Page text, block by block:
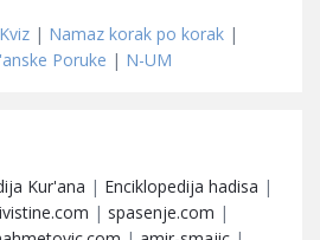
| Namaz korak po korak |
Poruke | N-UM
Kur'ana | Enciklopedija hadisa |
| spasenje.com |